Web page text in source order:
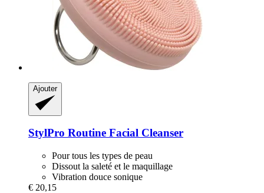
Ajouter
StylPro Routine Facial Cleanser
Pour tous les types de peau
Dissout la saleté et le maquillage
Vibration douce sonique
€ 20,15